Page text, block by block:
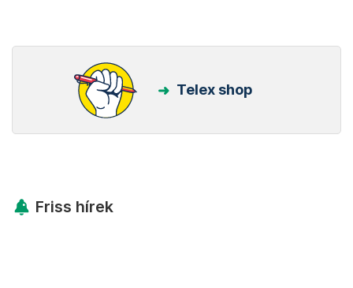
Telex shop
Friss hírek